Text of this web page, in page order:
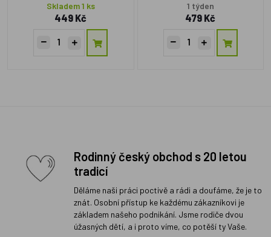
Skladem 1 ks
449 Kč
1 týden
479 Kč
Rodinný český obchod s 20 letou
tradicí
Děláme naši práci poctivě a rádi a doufáme, že je to
znát. Osobní přístup ke každému zákazníkovi je
základem našeho podnikání. Jsme rodiče dvou
úžasných dětí, a i proto víme, co potěší ty Vaše.